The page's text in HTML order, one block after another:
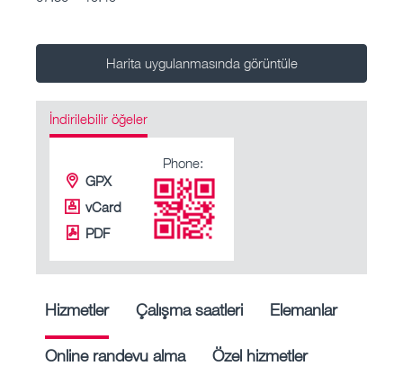
Harita uygulanmasında görüntüle
İndirilebilir öğeler
GPX
vCard
PDF
Phone:
Hizmetler Çalışma saatleri Elemanlar
Online randevu alma Özel hizmetler